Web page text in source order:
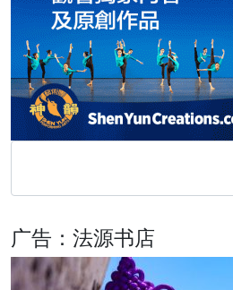
广告：法源书店